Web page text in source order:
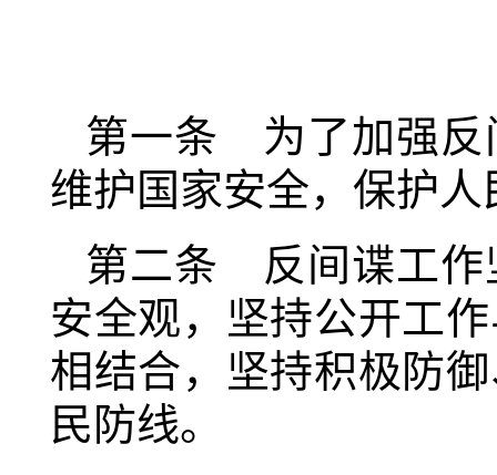
第一条 为了加强反
维护国家安全，保护
第二条 反间谍工作
安全观，坚持公开工
相结合，坚持积极防
民防线。